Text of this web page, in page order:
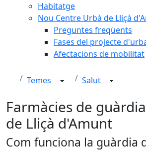
Habitatge
Nou Centre Urbà de Lliçà
Preguntes freqüents
Fases del projecte
Afectacions de mobilitat
Temes Salut
Farmàcies de
de Lliçà d'Amunt
Com funciona la guàrdia